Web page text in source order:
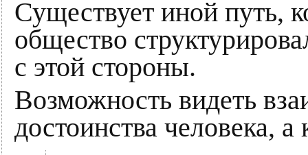
Существует иной путь,
общество
с этой стороны.
Возможность видеть
достоинства человека,